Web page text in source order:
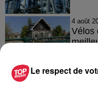
4 août
Vélos
Le respect de